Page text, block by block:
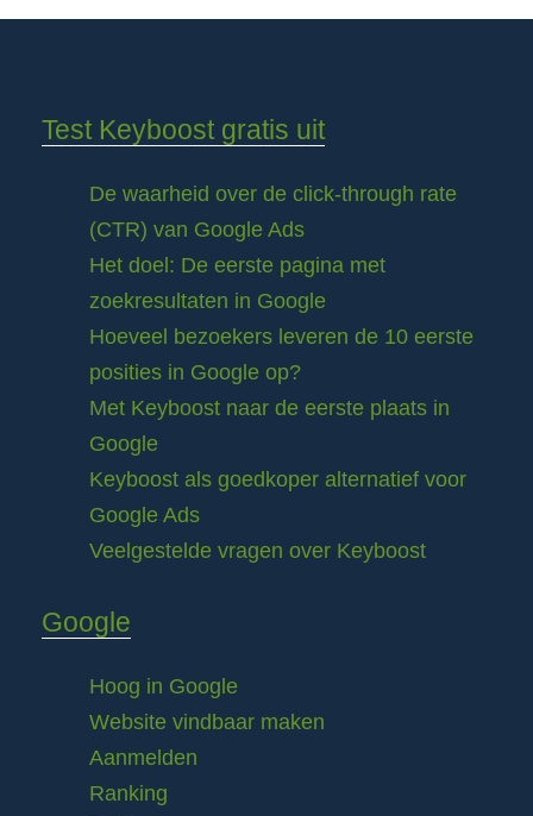
Test Keyboost gratis uit
De waarheid over de click-through rate
(CTR) van Google Ads
Het doel: De eerste pagina met
zoekresultaten in Google
Hoeveel bezoekers leveren de 10 eerste
posities in Google op?
Met Keyboost naar de eerste plaats in
Google
Keyboost als goedkoper alternatief voor
Google Ads
Veelgestelde vragen over Keyboost
Google
Hoog in Google
Website vindbaar maken
Aanmelden
Ranking